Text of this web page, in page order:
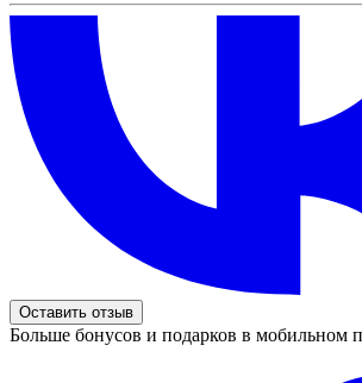
Оставить отзыв
Больше бонусов и подарков в мобильном